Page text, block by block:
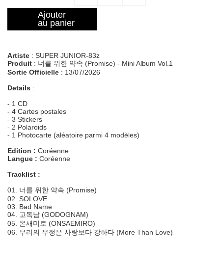
Ajouter
au panier
Artiste : SUPER JUNIOR-83z
Produit : 너를 위한 약속 (Promise) - Mini Album Vol.1
Sortie Officielle : 13/07/2026
Details :
- 1 CD
- 4 Cartes postales
- 3 Stickers
- 2 Polaroids
- 1 Photocarte (aléatoire parmi 4 modèles)
Edition : Coréenne
Langue : Coréenne
Tracklist :
01. 너를 위한 약속 (Promise)
02. SOLOVE
03. Bad Name
04. 고독남 (GODOGNAM)
05. 온새미로 (ONSAEMIRO)
06. 우리의 우정은 사랑보다 강하다 (More Than Love)